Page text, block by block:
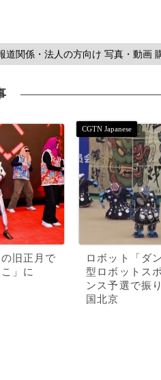
道関係・法人の方向け 写真・動画
旧正月で
」に
ロボット「ダ
型ロボットス
ンス予選で振
国北京